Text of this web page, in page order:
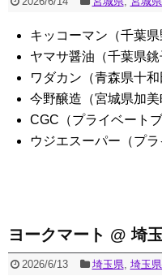
キッコーマン（千葉県
ヤマサ醤油（千葉県銚
ワダカン（青森県十和
今野醸造（宮城県加美
CGC（プライベートブ
ウジエスーパー（プラ
ヨークマート @ 埼
2026/6/13 埼玉県, 埼玉